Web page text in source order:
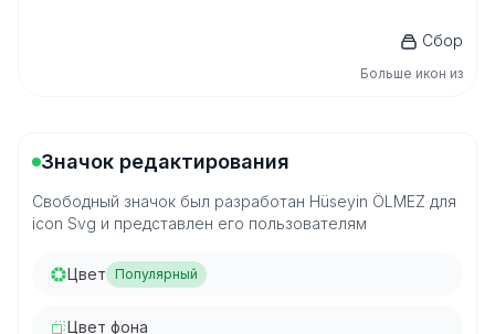
Сбор
Больше икон из
Значок редактирования
Свободный значок был разработан Hüseyin ÖLMEZ для
icon Svg и представлен его пользователям
Цвет Популярный
Цвет фона